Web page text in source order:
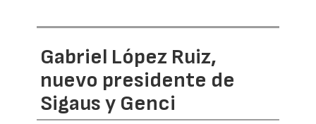
Gabriel López Ruiz,
nuevo presidente de
Sigaus y Genci